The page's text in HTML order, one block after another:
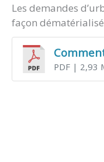
Les demandes
façon
PDF| 2,93